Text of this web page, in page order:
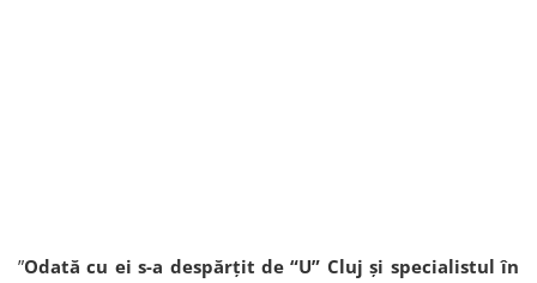
”Odată cu ei s-a despărţit de “U” Cluj şi specialistul în